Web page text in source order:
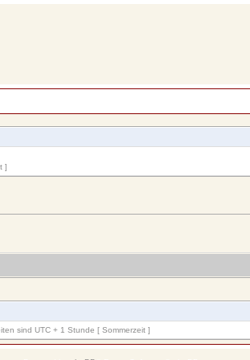
]
sind UTC + 1 Stunde [ Sommerzeit ]